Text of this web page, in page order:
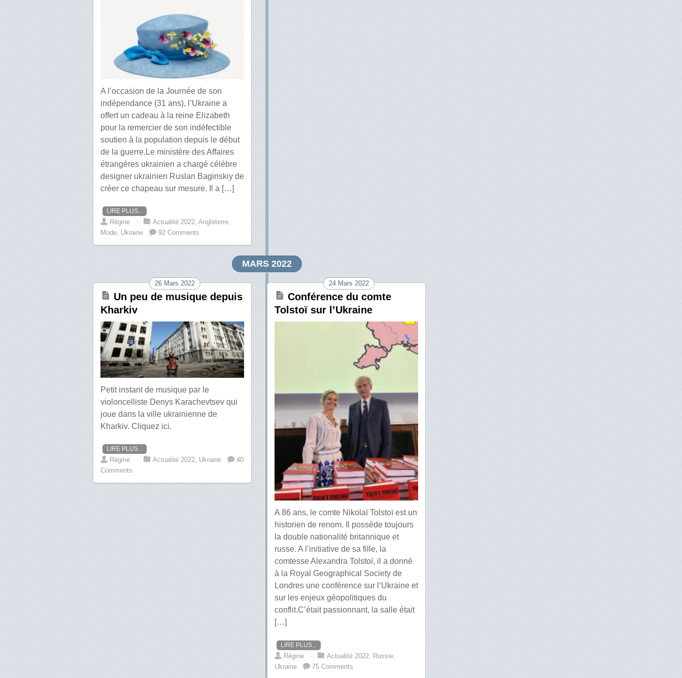
A l’occasion de la Journée de son
indépendance (31 ans), l’Ukraine a
offert un cadeau à la reine Elizabeth
pour la remercier de son indéfectible
soutien à la population depuis le début
de la guerre.Le ministère des Affaires
étrangères ukrainien a chargé célèbre
designer ukrainien Ruslan Baginskiy de
créer ce chapeau sur mesure. Il a […]
LIRE PLUS...
Régine ⋅ Actualité 2022, Angleterre,
Mode, Ukraine 92 Comments
MARS 2022
26 Mars 2022
Un peu de musique depuis
Kharkiv
Petit instant de musique par le
violoncelliste Denys Karachevtsev qui
joue dans la ville ukrainienne de
Kharkiv. Cliquez ici.
LIRE PLUS...
Régine ⋅ Actualité 2022, Ukraine
40
Comments
24 Mars 2022
Conférence du comte
Tolstoï sur l’Ukraine
A 86 ans, le comte Nikolaï Tolstoï est un
historien de renom. Il possède toujours
la double nationalité britannique et
russe. A l’initiative de sa fille, la
comtesse Alexandra Tolstoï, il a donné
à la Royal Geographical Society de
Londres une conférence sur l’Ukraine et
sur les enjeux géopolitiques du
conflit.C’était passionnant, la salle était
[…]
LIRE PLUS...
Régine ⋅ Actualité 2022 Russie
Ukraine
75 Comments